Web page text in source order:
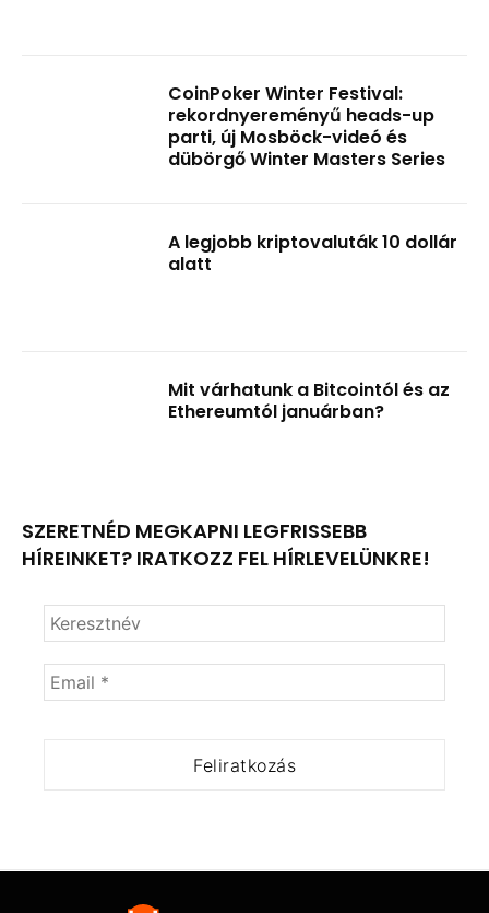
CoinPoker Winter Festival:
rekordnyereményű heads-up
parti, új Mosböck-videó és
dübörgő Winter Masters Series
A legjobb kriptovaluták 10 dollár
alatt
Mit várhatunk a Bitcointól és az
Ethereumtól januárban?
SZERETNÉD MEGKAPNI LEGFRISSEBB
HÍREINKET? IRATKOZZ FEL HÍRLEVELÜNKRE!